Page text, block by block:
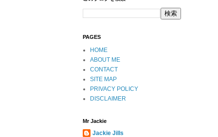
PAGES
HOME
ABOUT ME
CONTACT
SITE MAP
PRIVACY POLICY
DISCLAIMER
Mr Jackie
Jackie Jills